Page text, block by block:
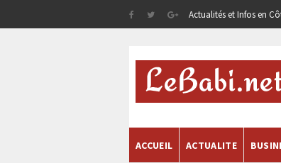
Actualités et Infos en
ACCUEIL ACTUALITE